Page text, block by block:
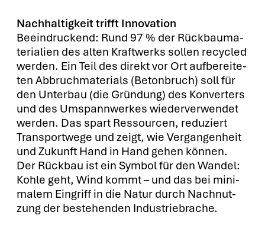
Nach­hal­tig­keit trifft Inno­va­ti­on
Beein­dru­ckend: Rund 97 % der Rück­bau­ma­
te­ria­li­en des alten Kraft­werks sol­len recy­cled
wer­den. Ein Teil des direkt vor Ort auf­be­rei­te­
ten Abbruch­ma­te­ri­als (Beton­bruch) soll für
den Unter­bau (die Grün­dung) des Kon­ver­ters
und des Umspann­wer­kes wie­der­ver­wen­det
wer­den. Das spart Res­sour­cen, redu­ziert
Trans­port­we­ge und zeigt, wie Ver­gan­gen­heit
und Zukunft Hand in Hand gehen kön­nen.
Der Rück­bau ist ein Sym­bol für den Wan­del:
Koh­le geht, Wind kommt – und das bei mini­
ma­lem Ein­griff in die Natur durch Nach­nut­
zung der bestehen­den Indus­trie­bra­che.